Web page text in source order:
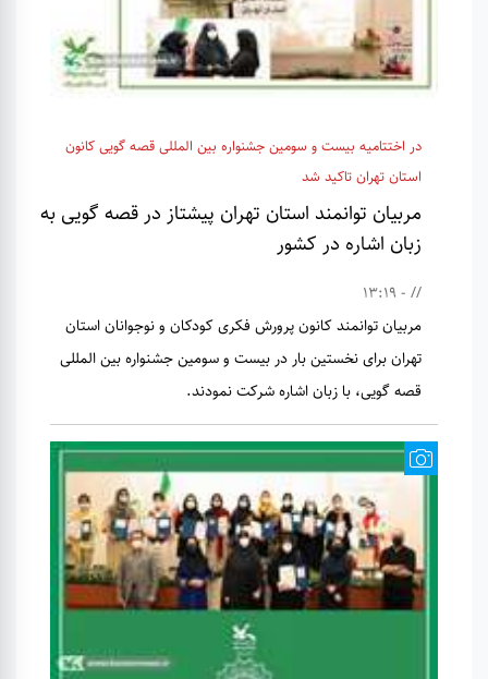
در اختتامیه بیست و سومین جشنواره بین المللی قصه گویی کانون
استان تهران تاکید شد
مربیان توانمند استان تهران پیشتاز در قصه گویی به
زبان اشاره در کشور
// - 13:19
مربیان توانمند کانون پرورش فکری کودکان و نوجوانان استان
تهران برای نخستین بار در بیست و سومین جشنواره بین المللی
قصه گویی، با زبان اشاره شرکت نمودند.